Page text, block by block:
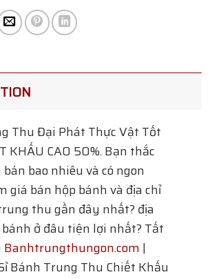
Thu Đại Phát Thực Vật Tốt
KHẤU CAO 50%. Bạn thắc
bao nhiêu và có ngon
giá bán hộp bánh và địa chỉ
thu gần đây nhất? địa
ở đâu tiện lợi nhất? Tất
Banhtrungthungon.com |
Bánh Trung Thu Chiết Khấu